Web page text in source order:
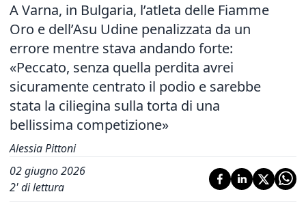
A Varna, in Bulgaria, l’atleta delle Fiamme
Oro e dell’Asu Udine penalizzata da un
errore mentre stava andando forte:
«Peccato, senza quella perdita avrei
sicuramente centrato il podio e sarebbe
stata la ciliegina sulla torta di una
bellissima competizione»
Alessia Pittoni
02 giugno 2026
2' di lettura